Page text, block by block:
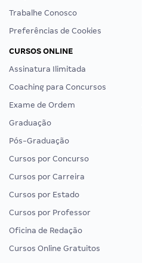
Trabalhe Conosco
Preferências de Cookies
CURSOS ONLINE
Assinatura Ilimitada
Coaching para Concursos
Exame de Ordem
Graduação
Pós-Graduação
Cursos por Concurso
Cursos por Carreira
Cursos por Estado
Cursos por Professor
Oficina de Redação
Cursos Online Gratuitos